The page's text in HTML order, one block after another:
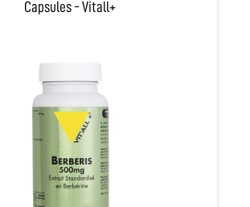
Capsules - Vitall+